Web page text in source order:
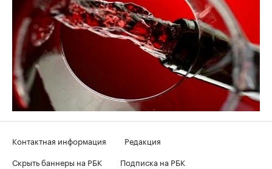
Контактная информация
Редакция
Скрыть баннеры на РБК
Подписка на РБК